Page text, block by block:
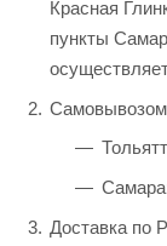
Красная
пункты
Доставка по